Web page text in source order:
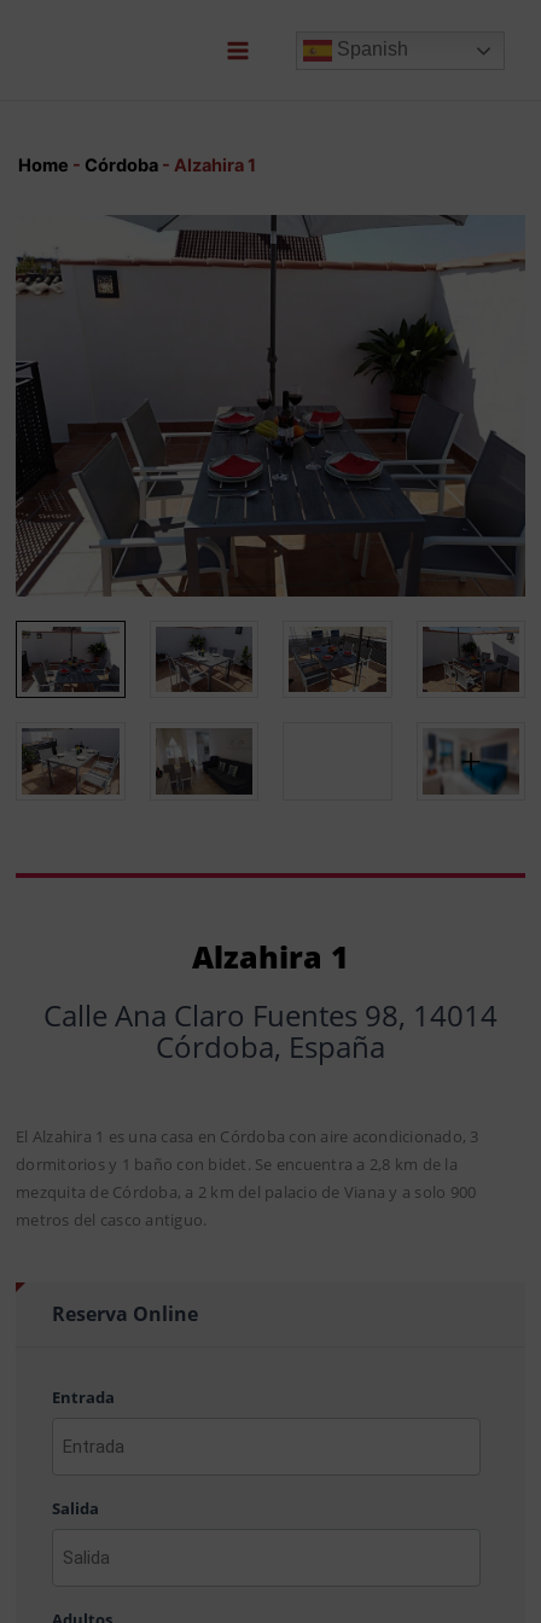
Spanish
Home - Córdoba- Alzahira 1
Alzahira 1
Calle Ana Claro Fuentes 98, 14014
Córdoba, España
El Alzahira 1 es una casa en Córdoba con aire acondicionado, 3
dormitorios y 1 baño con bidet. Se encuentra a 2,8 km de la
mezquita de Córdoba, a 2 km del palacio de Viana y a solo 900
metros del casco antiguo.
Reserva Online
Entrada
AAAA
MM
DD
Salida
AAAA